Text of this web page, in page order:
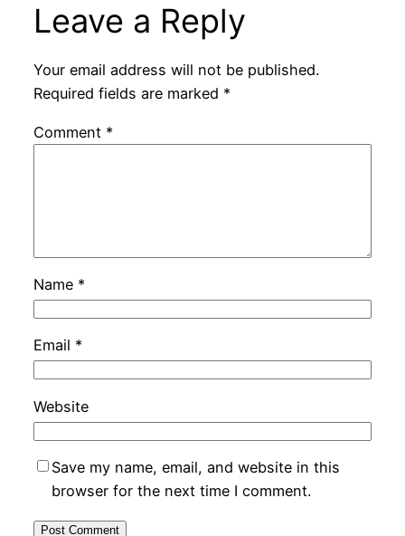
Leave a Reply
Your email address will not be published.
Required fields are marked *
Comment *
Name *
Email *
Website
Save my name, email, and website in this
browser for the next time I comment.